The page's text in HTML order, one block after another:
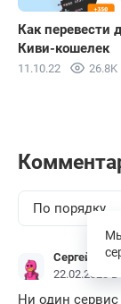
Как перевести
Киви-кошелек
11.10.22 26.8K
По порядку
Сергей
22.02.2023 в
Ни один